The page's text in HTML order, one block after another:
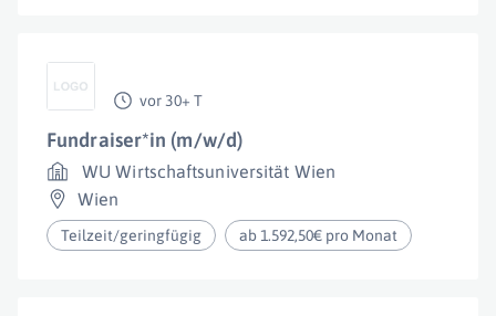
vor 30+ T
Fundraiser*in (m/w/d)
WU Wirtschaftsuniversität Wien
Wien
Teilzeit/geringfügig ab 1.592,50€ pro Monat